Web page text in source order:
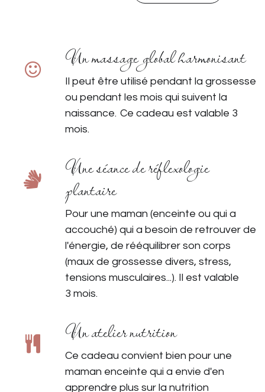
Un massage global harmonisant
Il peut être utilisé pendant la grossesse
ou pendant les mois qui suivent la
naissance. Ce cadeau est valable 3
mois.
Une séance de réflexologie
plantaire
Pour une maman (enceinte ou qui a
accouché) qui a besoin de retrouver de
l'énergie, de rééquilibrer son corps
(maux de grossesse divers, stress,
tensions musculaires...). Il est valable
3 mois.
Un atelier nutrition
Ce cadeau convient bien pour une
maman enceinte qui a envie d'en
apprendre plus sur la nutrition